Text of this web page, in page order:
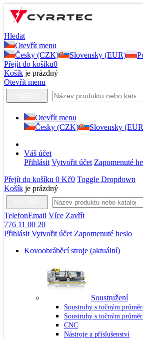
Hledat
Otevřít menu
Česky (CZK)
Slovensky (EUR)
Přejít do košíku0
Košík je prázdný
Otevřít menu
Otevřít menu
Česky (CZK)
Slovensky
Váš účet
Přihlásit Vytvořit účet Zapomenuté
Přejít do košíku 0 Kč0 Toggle Dropdown
Košík je prázdný
TelefonEmail Více Zavřít
776 11 00 20
Přihlásit Vytvořit účet Zapomenuté heslo
Kovoobráběcí stroje (aktuální)
Soustružení
Soustruhy s točným
Soustruhy s točným
CNC
Nástroje a příslušenství